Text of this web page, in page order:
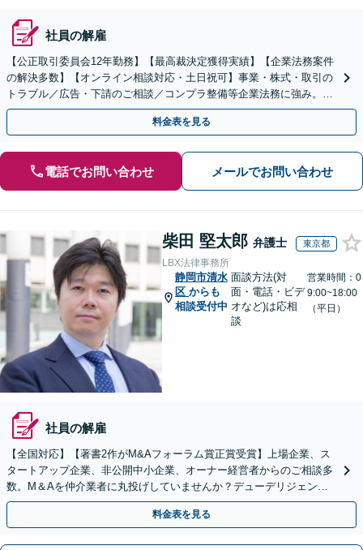
社員の解雇
【公正取引委員会12年勤務】【最高裁決定獲得実績】【企業法務案件
の解決多数】【オンライン相談対応・土日祝可】事業・株式・取引の
トラブル／広告・下請のご相談／コンプラ整備等企業法務に強み。株
式の相続／誹謗中傷対策／不動産問題まで幅広く対応！
料金表を見る
電話でお問い合わせ メールでお問い合わせ
柴田 堅太郎 弁護士 東京都
LBX法律事務所
静岡市清水
区 からも
相談受付中
面談方法(対
面・電話・ビデ
オなど)は応相
談
営業時間：0
9:00~18:00
（平日）
社員の解雇
【全国対応】【著書2作がM&Aフォーラム賞正賞受賞】上場企業、ス
タートアップ企業、非公開中小企業、オーナー経営者からのご相談多
数。M＆Aを仲介業者に丸投げしていませんか？デューデリジェンス
や契約書作成・交渉はお任せください【初回無料】
料金表を見る